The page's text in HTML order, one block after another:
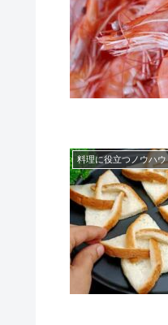
料理に役立つノウハウ